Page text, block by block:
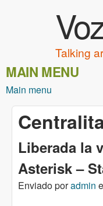
Talking
MAIN MENU
Main menu
Liberada la
Asterisk –
Enviado poradmin